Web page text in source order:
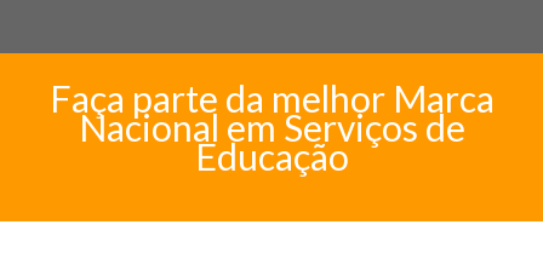
Faça parte da melhor Marca
Nacional em Serviços de
Educação